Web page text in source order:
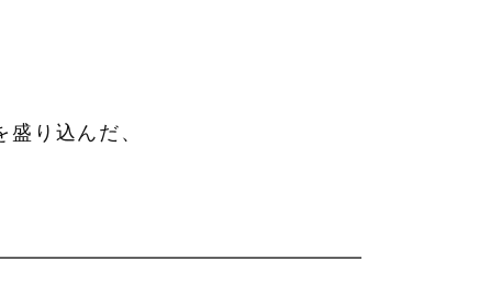
り込んだ、